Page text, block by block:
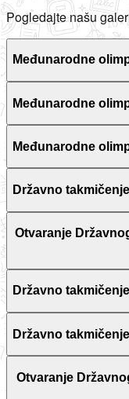
Pogledajte našu
Međunarodne
Međunarodne
Međunarodne
Državno
Otvaranje
Državno
Državno
Otvaranje